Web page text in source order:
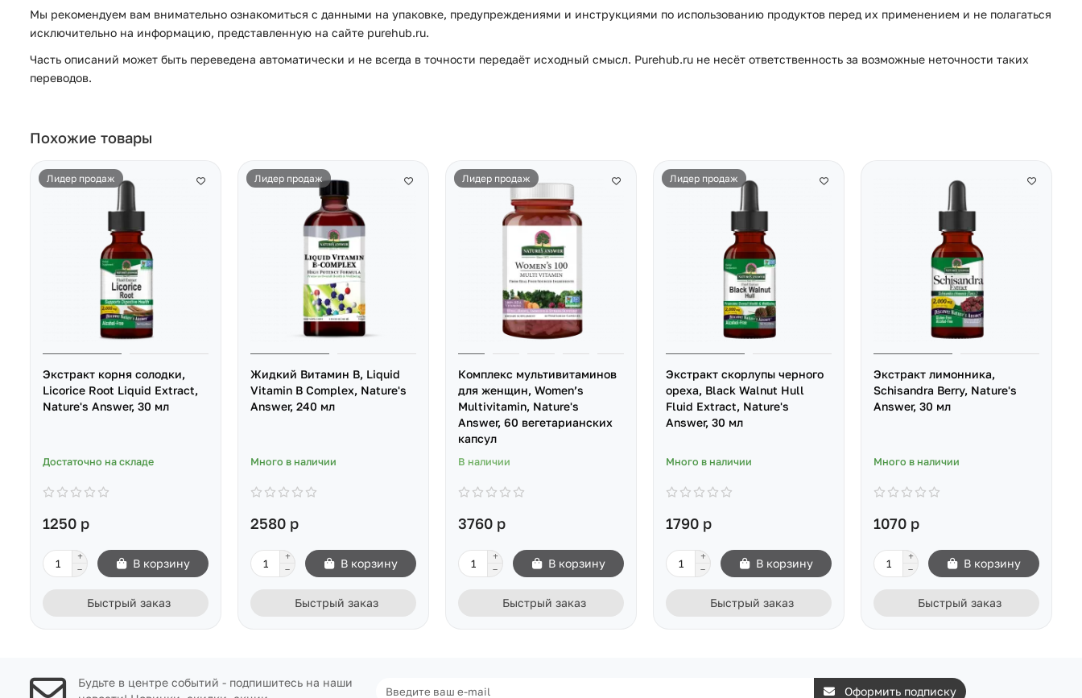
Мы рекомендуем вам внимательно ознакомиться с данными на упаковке, предупреждениями и инструкциями по использованию продуктов перед их применением и не полагаться
исключительно на информацию, представленную на сайте purehub.ru.
Часть описаний может быть переведена автоматически и не всегда в точности передаёт исходный смысл. Purehub.ru не несёт ответственность за возможные неточности таких
переводов.
Похожие товары
Лидер продаж
Экстракт корня солодки,
Licorice Root Liquid Extract,
Nature's Answer, 30 мл
Достаточно на складе
1250 р
В корзину
Быстрый заказ
Лидер продаж
Жидкий Витамин B, Liquid
Vitamin B Complex, Nature's
Answer, 240 мл
Много в наличии
2580 р
В корзину
Быстрый заказ
Лидер продаж
Комплекс мультивитаминов
для женщин, Women’s
Multivitamin, Nature's
Answer, 60 вегетарианских
капсул
В наличии
3760 р
В корзину
Быстрый заказ
Лидер продаж
Экстракт скорлупы черного
ореха, Black Walnut Hull
Fluid Extract, Nature's
Answer, 30 мл
Много в наличии
1790 р
В корзину
Быстрый заказ
Экстракт лимонника,
Schisandra Berry, Nature's
Answer, 30 мл
Много в наличии
1070 р
В корзину
Быстрый заказ
Будьте в центре событий - подпишитесь на наши
Оформить подписку